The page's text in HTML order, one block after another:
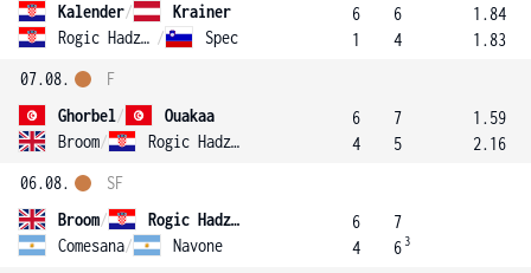
Kalender/
Krainer
Rogic Hadzalic / Spec
6
1
6
4
1.84
1.83
07.08.
Ghorbel/
Ouakaa
Broom/ Rogic Hadzalic
F
6
4
7
5
1.59
2.16
06.08.
Broom/
Rogic Hadzalic
Comesana/ Navone
SF
6
4
7
6 3